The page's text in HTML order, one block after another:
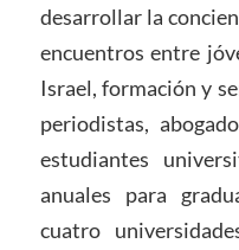
desarrollar la
encuentros entre
Israel, formación y
periodistas,
estudiantes
anuales para
cuatro